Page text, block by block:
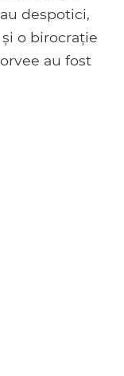
despotici,
o birocrație
au fost